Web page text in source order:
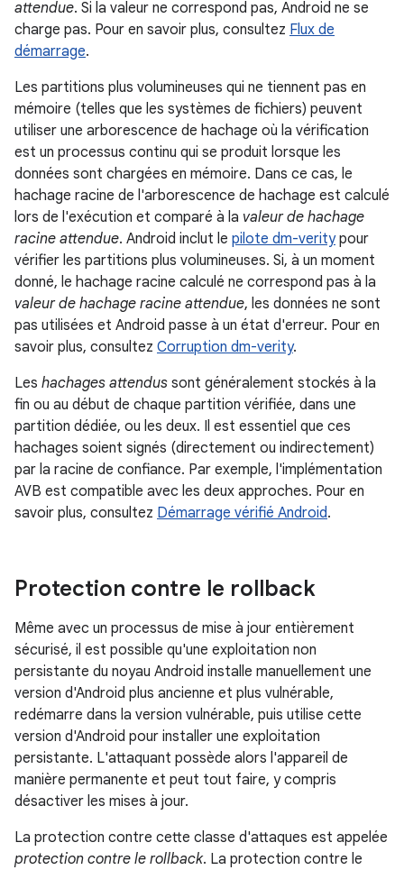
attendue. Si la valeur ne correspond pas, Android ne se
charge pas. Pour en savoir plus, consultez Flux de
démarrage.
Les partitions plus volumineuses qui ne tiennent pas en
mémoire (telles que les systèmes de fichiers) peuvent
utiliser une arborescence de hachage où la vérification
est un processus continu qui se produit lorsque les
données sont chargées en mémoire. Dans ce cas, le
hachage racine de l'arborescence de hachage est calculé
lors de l'exécution et comparé à la valeur de hachage
racine attendue. Android inclut le pilote dm-veritypour
vérifier les partitions plus volumineuses. Si, à un moment
donné, le hachage racine calculé ne correspond pas à la
valeur de hachage racine attendue, les données ne sont
pas utilisées et Android passe à un état d'erreur. Pour en
savoir plus, consultez Corruption dm-verity.
Les hachages attendus sont généralement stockés à la
fin ou au début de chaque partition vérifiée, dans une
partition dédiée, ou les deux. Il est essentiel que ces
hachages soient signés (directement ou indirectement)
par la racine de confiance. Par exemple, l'implémentation
AVB est compatible avec les deux approches. Pour en
savoir plus, consultez Démarrage vérifié Android.
Protection contre le rollback
Même avec un processus de mise à jour entièrement
sécurisé, il est possible qu'une exploitation non
persistante du noyau Android installe manuellement une
version d'Android plus ancienne et plus vulnérable,
redémarre dans la version vulnérable, puis utilise cette
version d'Android pour installer une exploitation
persistante. L'attaquant possède alors l'appareil de
manière permanente et peut tout faire, y compris
désactiver les mises à jour.
La protection contre cette classe d'attaques est appelée
protection contre le rollback. La protection contre le